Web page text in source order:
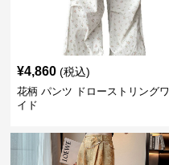
¥4,860 (税込)
花柄 パンツ ドローストリングワ
イド